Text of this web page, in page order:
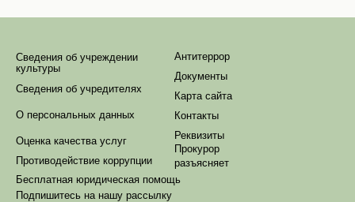
Подпишитесь на нашу рассылку
Реквизиты
Контакты
Карта сайта
Документы
Антитеррор
Противодействие коррупции
Оценка качества услуг
О персональных данных
Сведения об учредителях
Сведения об учреждении
культуры
Бесплатная юридическая помощь
Прокурор
разъясняет